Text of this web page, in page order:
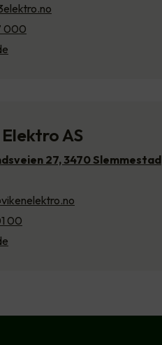
000
AS
27, 3470 Slemmestad
00